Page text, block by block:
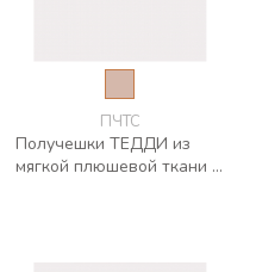
ПЧТС
Получешки ТЕДДИ из
мягкой плюшевой ткани с